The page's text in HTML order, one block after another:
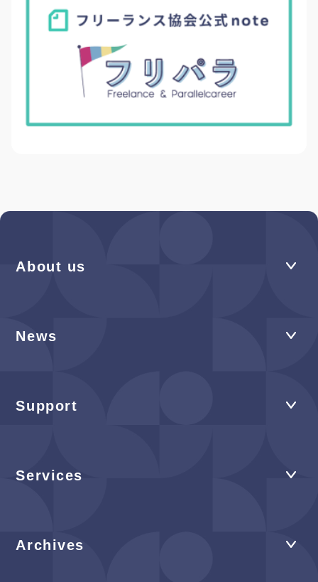
About us
News
Support
Services
Archives